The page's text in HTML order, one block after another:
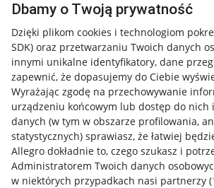
Dbamy o Twoją prywatność
Dzięki plikom cookies i technologiom
SDK) oraz przetwarzaniu Twoich danych
innymi unikalne identyfikatory, dane
zapewnić, że dopasujemy do Ciebie
Wyrażając zgodę na przechowywanie
urządzeniu końcowym lub dostęp do nich
danych (w tym w obszarze profilowania,
statystycznych) sprawiasz, że łatwiej
Allegro dokładnie to, czego szukasz i
Administratorem Twoich danych
w niektórych przypadkach nasi partnerzy (